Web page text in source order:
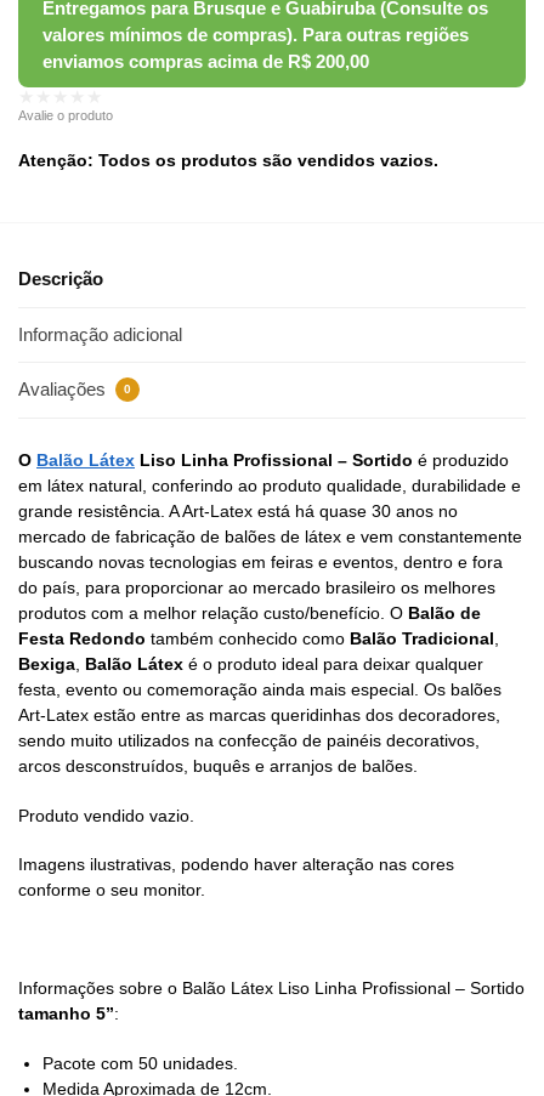
Avalie o produto
Atenção: Todos os produtos são vendidos vazios.
Descrição
Informação adicional
Avaliações 0
O Balão Látex Liso Linha Profissional – Sortido é produzido
em látex natural, conferindo ao produto qualidade, durabilidade e
grande resistência. A Art-Latex está há quase 30 anos no
mercado de fabricação de balões de látex e vem constantemente
buscando novas tecnologias em feiras e eventos, dentro e fora
do país, para proporcionar ao mercado brasileiro os melhores
produtos com a melhor relação custo/benefício. O Balão de
Festa Redondo também conhecido como Balão Tradicional,
Bexiga, Balão Látex é o produto ideal para deixar qualquer
festa, evento ou comemoração ainda mais especial. Os balões
Art-Latex estão entre as marcas queridinhas dos decoradores,
sendo muito utilizados na confecção de painéis decorativos,
arcos desconstruídos, buquês e arranjos de balões.
Produto vendido vazio.
Imagens ilustrativas, podendo haver alteração nas cores
conforme o seu monitor.
Informações sobre o Balão Látex Liso Linha Profissional – Sortido
tamanho 5”:
Pacote com 50 unidades.
Medida Aproximada de 12cm.